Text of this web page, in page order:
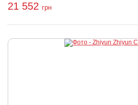
21 552 грн